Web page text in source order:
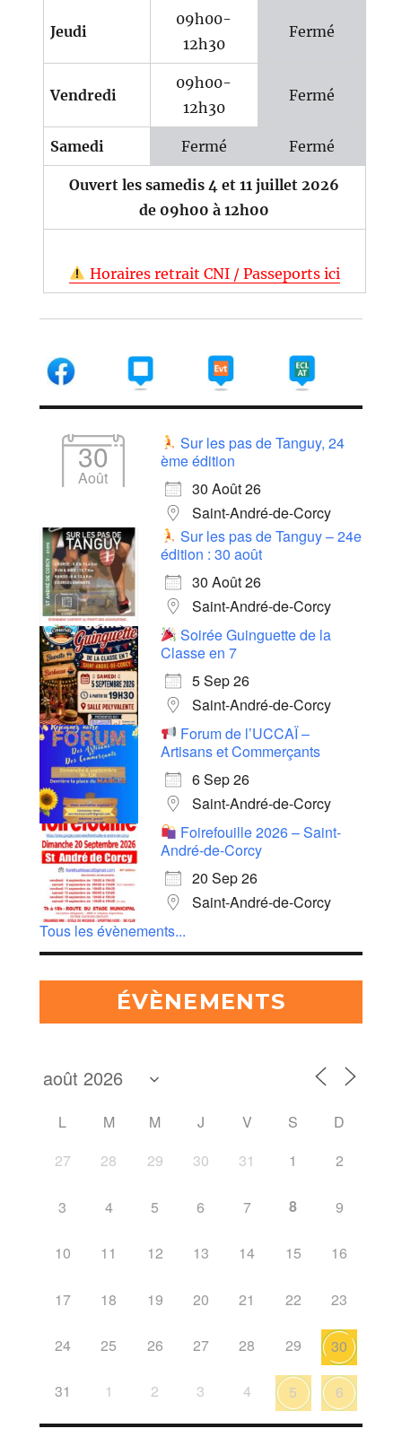
Jeudi
09h00-
12h30
Fermé
Vendredi
09h00-
12h30
Fermé
Samedi Fermé Fermé
Ouvert les samedis 4 et 11 juillet 2026
de 09h00 à 12h00
Horaires retrait CNI / Passeports ici
30
Août
Sur les pas de Tanguy, 24
ème édition
30 Août 26
Saint-André-de-Corcy
Sur les pas de Tanguy – 24e
édition : 30 août
30 Août 26
Saint-André-de-Corcy
Soirée Guinguette de la
Classe en 7
5 Sep 26
Saint-André-de-Corcy
Forum de l’UCCAÏ –
Artisans et Commerçants
6 Sep 26
Saint-André-de-Corcy
Foirefouille 2026 – Saint-
André-de-Corcy
20 Sep 26
Saint-André-de-Corcy
Tous les évènements...
ÉVÈNEMENTS
L M M J V S
D
27
28 29 30 31 1 2
3 4 5 6 7 8 9
10 11 12 13 14 15 16
17 18 19 20 21 22 23
24 25 26 27 28 29 30
31 1 2 3 4 5 6